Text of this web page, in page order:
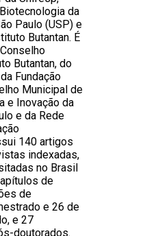
da
Paulo (USP) e
Butantan. É
Butantan, do
Fundação
Municipal de
e Inovação da
e da Rede
140 artigos
indexadas,
no Brasil
de
de
e 26 de
e 27
doutorados.